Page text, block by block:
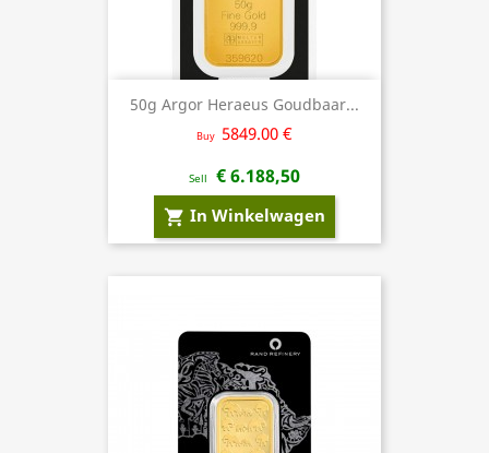
50g Argor Heraeus Goudbaar...
Buy 5849.00 €
Sell € 6.188,50
shopping_cart In Winkelwagen